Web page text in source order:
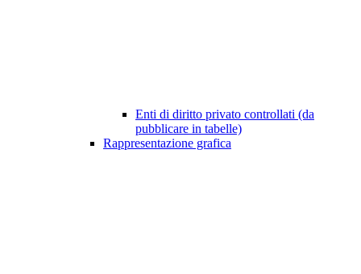
Enti di diritto privato controllati (da
pubblicare in tabelle)
Rappresentazione grafica